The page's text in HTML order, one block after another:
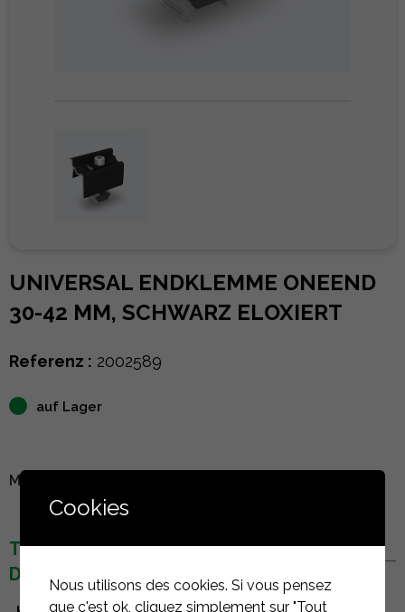
UNIVERSAL ENDKLEMME ONEEND
30-42 MM, SCHWARZ ELOXIERT
Referenz : 2002589
auf Lager
MELDEN SIE SICH AN, UM DEN PREIS ZU SEHEN
TECHNISCHE
DETAILS
Cookies
Nous utilisons des cookies. Si vous pensez
que c'est ok, cliquez simplement sur "Tout